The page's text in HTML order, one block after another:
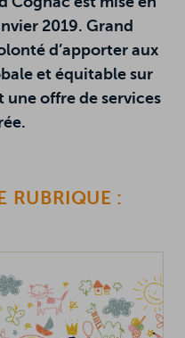
2019. Grand
d’apporter aux
et équitable sur
une offre de services
RUBRIQUE :